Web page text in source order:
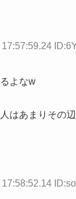
よなw
はあまりその